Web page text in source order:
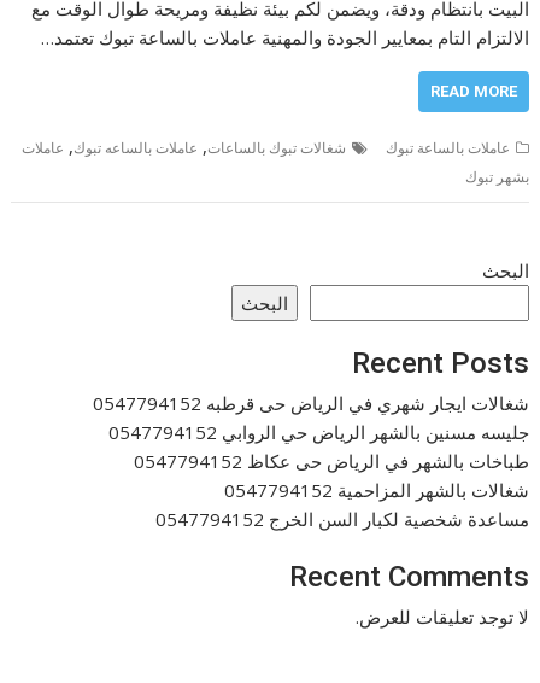
البيت بانتظام ودقة، ويضمن لكم بيئة نظيفة ومريحة طوال الوقت مع
الالتزام التام بمعايير الجودة والمهنية عاملات بالساعة تبوك تعتمد…
READ MORE
عاملات بالساعة تبوك شغالات تبوك بالساعات, عاملات بالساعه تبوك, عاملات
بشهر تبوك
البحث
البحث
Recent Posts
شغالات ايجار شهري في الرياض حى قرطبه 0547794152
جليسه مسنين بالشهر الرياض حي الروابي 0547794152
طباخات بالشهر في الرياض حى عكاظ 0547794152
شغالات بالشهر المزاحمية 0547794152
مساعدة شخصية لكبار السن الخرج 0547794152
Recent Comments
لا توجد تعليقات للعرض.